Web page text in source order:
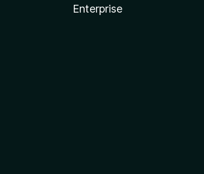
Enterprise